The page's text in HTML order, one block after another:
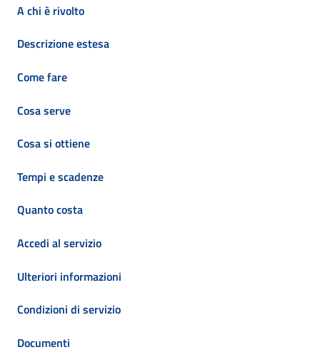
A chi è rivolto
Descrizione estesa
Come fare
Cosa serve
Cosa si ottiene
Tempi e scadenze
Quanto costa
Accedi al servizio
Ulteriori informazioni
Condizioni di servizio
Documenti